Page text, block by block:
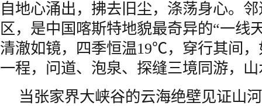
自地心涌出，拂去旧尘，涤荡身心。
区，是中国喀斯特地貌最奇异的“一线
清澈如镜，四季恒温19℃，穿行其间
一程，问道、泡泉、探缝三境同游，
当张家界大峡谷的云海绝壁见证山